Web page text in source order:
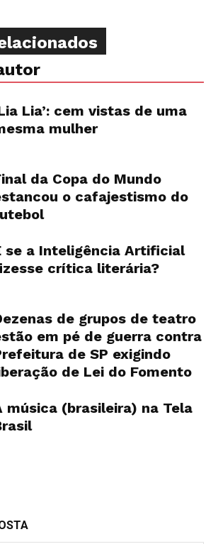
Lia’: cem vistas de uma
mulher
da Copa do Mundo
o cafajestismo do
se a Inteligência Artificial
crítica literária?
de grupos de teatro
em pé de guerra contra
de SP exigindo
de Lei do Fomento
música (brasileira) na Tela